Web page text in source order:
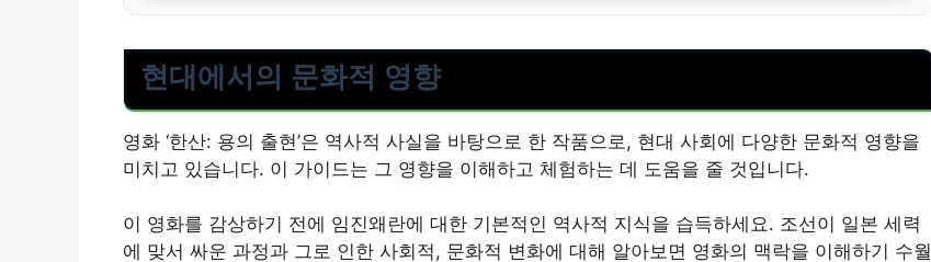
현대에서의 문화적 영향
영화 ‘한산: 용의 출현’은 역사적 사실을 바탕으로 한 작품으로, 현대 사회에 다양한 문화적 영향을
미치고 있습니다. 이 가이드는 그 영향을 이해하고 체험하는 데 도움을 줄 것입니다.
이 영화를 감상하기 전에 임진왜란에 대한 기본적인 역사적 지식을 습득하세요. 조선이 일본 세력
에 맞서 싸운 과정과 그로 인한 사회적, 문화적 변화에 대해 알아보면 영화의 맥락을 이해하기 수월